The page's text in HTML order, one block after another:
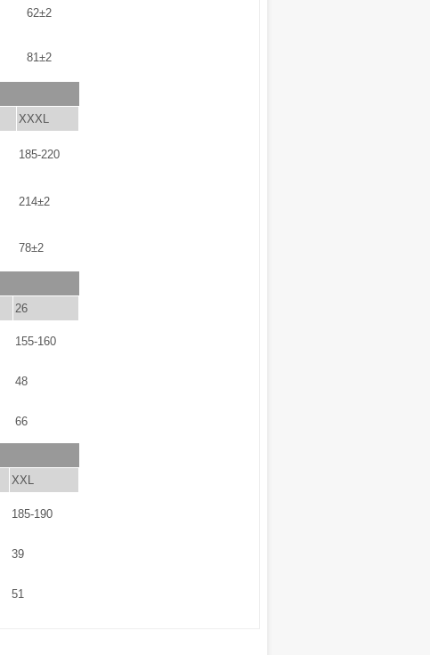
62±2
81±2
XXXL
185-220
214±2
78±2
26
155-160
48
66
XXL
185-190
39
51